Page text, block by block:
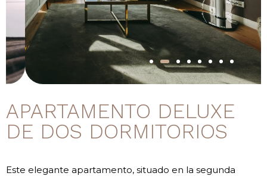
APARTAMENTO DELUXE
DE DOS DORMITORIOS
Este elegante apartamento, situado en la segunda